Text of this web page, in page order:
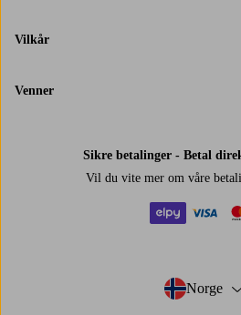
Vilkår
Venner
Sikre betalinger - Betal
Vil du vite mer om våre
Norge
- Velg land